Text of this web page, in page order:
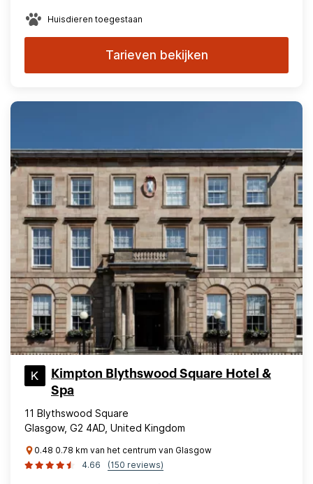
Huisdieren toegestaan
Tarieven bekijken
Kimpton Blythswood Square Hotel &
Spa
11 Blythswood Square
Glasgow, G2 4AD, United Kingdom
0.48 0.78 km van het centrum van Glasgow
4.66
(150 reviews)